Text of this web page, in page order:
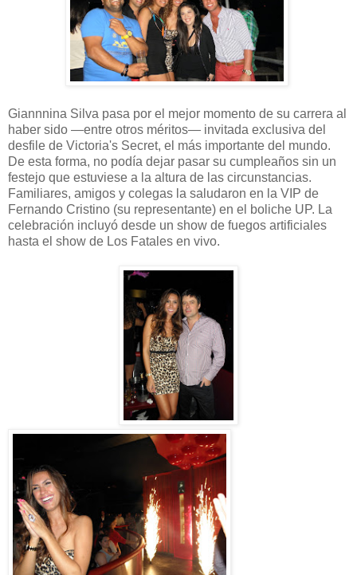
Giannnina Silva pasa por el mejor momento de su carrera al
haber sido —entre otros méritos— invitada exclusiva del
desfile de Victoria's Secret, el más importante del mundo.
De esta forma, no podía dejar pasar su cumpleaños sin un
festejo que estuviese a la altura de las circunstancias.
Familiares, amigos y colegas la saludaron en la VIP de
Fernando Cristino (su representante) en el boliche UP. La
celebración incluyó desde un show de fuegos artificiales
hasta el show de Los Fatales en vivo.